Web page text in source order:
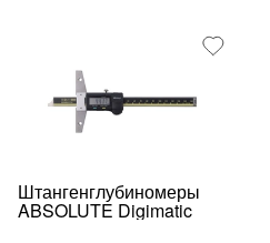
Штангенглубиномеры
ABSOLUTE Digimatic